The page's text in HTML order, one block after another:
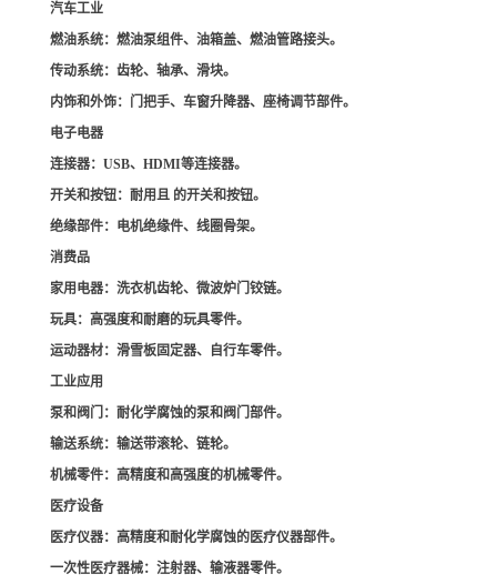
汽车工业
燃油系统：燃油泵组件、油箱盖、燃油管路接头。
传动系统：齿轮、轴承、滑块。
内饰和外饰：门把手、车窗升降器、座椅调节部件。
电子电器
连接器：USB、HDMI等连接器。
开关和按钮：耐用且 的开关和按钮。
绝缘部件：电机绝缘件、线圈骨架。
消费品
家用电器：洗衣机齿轮、微波炉门铰链。
玩具：高强度和耐磨的玩具零件。
运动器材：滑雪板固定器、自行车零件。
工业应用
泵和阀门 ：耐化学腐蚀的泵和阀门部件。
输送系统：输送带滚轮、链轮。
机械零件：高精度和高强度的机械零件。
医疗设备
医疗仪器：高精度和耐化学腐蚀的医疗仪器部件。
一次性医疗器械：注射器、输液器零件。